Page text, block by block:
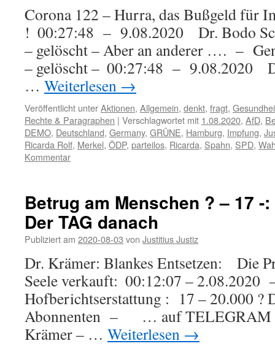
Corona 122 – Hurra, das Bußgeld für
! 00:27:48 – 9.08.2020 Dr. Bodo
– gelöscht – Aber an anderer …. –
– gelöscht – 00:27:48 – 9.08.2020
… Weiterlesen →
Veröffentlicht unterAktionen, Allgemein, denkt, fragt,
Rechte & Paragraphen | Verschlagwortet mit 1.08.2020, AfD,
DEMO, Deutschland, Germany, GRÜNE, Hamburg, Impfung,
Ricarda Rolf, Merkel, ÖDP, parteilos, Ricarda, Spahn, SPD,
Kommentar
Betrug am Menschen ? – 17 -:
Der TAG danach
Publiziert am 2020-08-03 von Justitius Justiz
Dr. Krämer: Blankes Entsetzen: Die
Seele verkauft: 00:12:07 – 2.08.2020
Hofberichtserstattung : 17 – 20.000 ?
Abonnenten – … auf
Krämer – … Weiterlesen →